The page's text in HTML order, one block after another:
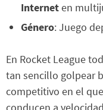
Interneten
Género: Juego
En Rocket League
tan sencillo golpear
competitivo en el
conducen a